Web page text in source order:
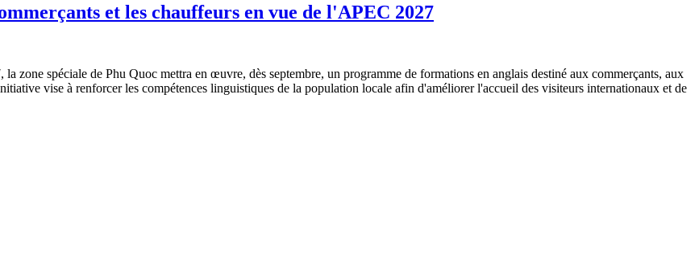
et les chauffeurs en vue de l'APEC 2027
zone spéciale de Phu Quoc mettra en œuvre, dès septembre, un programme de formations en anglais destiné aux commerçants, aux
vise à renforcer les compétences linguistiques de la population locale afin d'améliorer l'accueil des visiteurs internationaux et de